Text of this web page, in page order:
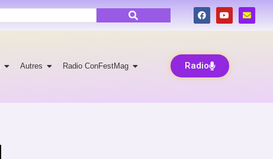
Autres Radio ConFestMag Radio